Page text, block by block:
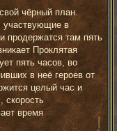
чёрный план.
участвующие в
продержатся там пять
Проклятая
пять часов, во
в неё героев от
целый час и
скорость
время